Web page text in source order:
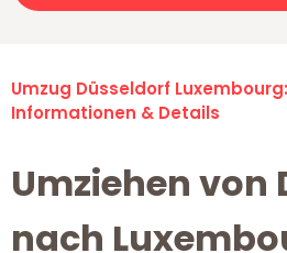
Umzug Düsseldorf
Informationen & Details
Umziehen von
nach